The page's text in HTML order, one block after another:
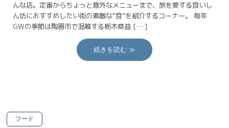
んな店。定番からちょっと意外なメニューまで、旅を愛する食いし
ん坊におすすめしたい街の素敵な“食”を紹介するコーナー。 毎年
GWの季節は陶器市で混雑する栃木県益 […]
続きを読む ≫
フード